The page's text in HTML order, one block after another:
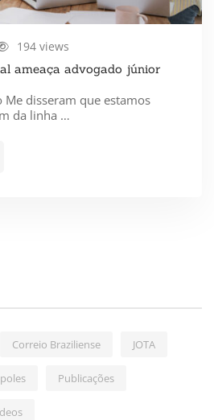
194 views
ameaça advogado júnior
Me disseram que estamos
da linha …
Correio Braziliense JOTA
Publicações